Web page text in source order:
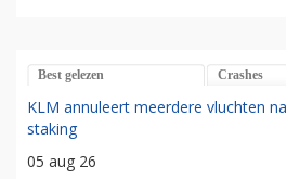
Best gelezen Crashes
KLM annuleert meerdere vluchten
staking
05 aug 26